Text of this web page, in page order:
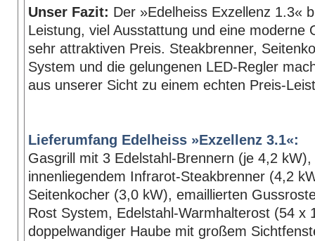
Unser Fazit: Der »Edelheiss Exzellenz 1.3«
Leistung, viel Ausstattung und eine moderne
sehr attraktiven Preis. Steakbrenner,
System und die gelungenen LED-Regler
aus unserer Sicht zu einem echten Preis-
Lieferumfang Edelheiss »Exzellenz 3.1«:
Gasgrill mit 3 Edelstahl-Brennern (je 4,2 kW),
innenliegendem Infrarot-Steakbrenner (4,2
Seitenkocher (3,0 kW), emaillierten
Rost System, Edelstahl-Warmhalterost (54 x
doppelwandiger Haube mit großem